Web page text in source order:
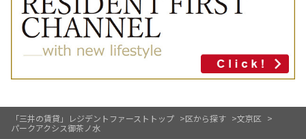
「三井の賃貸」レジデントファーストトップ 区から探す
文京区
パークアクシス御茶ノ水